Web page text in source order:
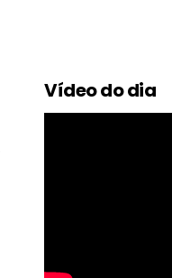
Vídeo do dia